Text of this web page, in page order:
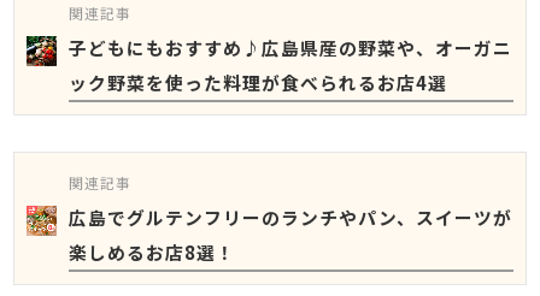
関連記事
子どもにもおすすめ♪広島県産の野菜や、オーガニ
ック野菜を使った料理が食べられるお店4選
関連記事
広島でグルテンフリーのランチやパン、スイーツが
楽しめるお店8選！